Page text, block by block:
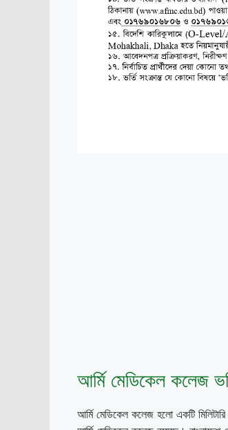
আর্মি মেডিকেল কলেজ
আর্মি মেডিকেল কলেজ হলো একটি